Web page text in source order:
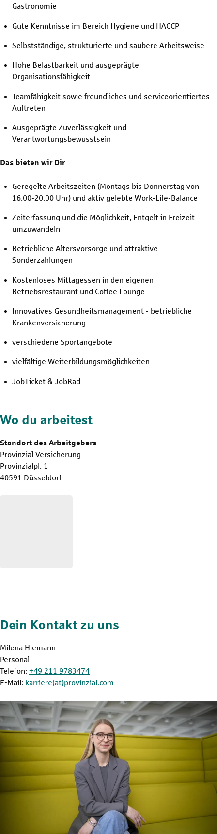
Gastronomie
Gute Kenntnisse im Bereich Hygiene und HACCP
Selbstständige, strukturierte und saubere Arbeitsweise
Hohe Belastbarkeit und ausgeprägte
Organisationsfähigkeit
Teamfähigkeit sowie freundliches und serviceorientiertes
Auftreten
Ausgeprägte Zuverlässigkeit und
Verantwortungsbewusstsein
Das bieten wir Dir
Geregelte Arbeitszeiten (Montags bis Donnerstag von
16.00-20.00 Uhr) und aktiv gelebte Work-Life-Balance
Zeiterfassung und die Möglichkeit, Entgelt in Freizeit
umzuwandeln
Betriebliche Altersvorsorge und attraktive
Sonderzahlungen
Kostenloses Mittagessen in den eigenen
Betriebsrestaurant und Coffee Lounge
Innovatives Gesundheitsmanagement - betriebliche
Krankenversicherung
verschiedene Sportangebote
vielfältige Weiterbildungsmöglichkeiten
JobTicket & JobRad
Wo du arbeitest
Standort des Arbeitgebers
Provinzial Versicherung
Provinzialpl. 1
40591 Düsseldorf
Dein Kontakt zu uns
Milena Hiemann
Personal
Telefon: +49 211 9783474
E-Mail: karriere(at)provinzial.com